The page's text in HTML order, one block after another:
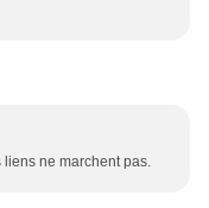
liens ne marchent pas.